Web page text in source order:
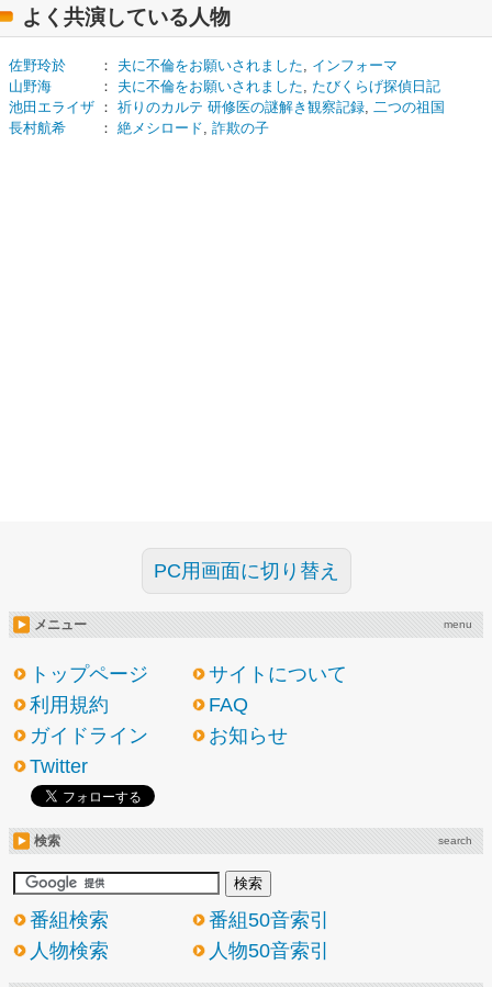
よく共演している人物
佐野玲於 ： 夫に不倫をお願いされました, インフォーマ
山野海
： 夫に不倫をお願いされました, たびくらげ探偵日記
池田エライザ ： 祈りのカルテ 研修医の謎解き観察記録, 二つの祖国
長村航希
： 絶メシロード, 詐欺の子
PC用画面に切り替え
メニュー menu
トップページ
サイトについて
利用規約
FAQ
ガイドライン
お知らせ
Twitter
検索 search
番組検索
番組50音索引
人物検索
人物50音索引